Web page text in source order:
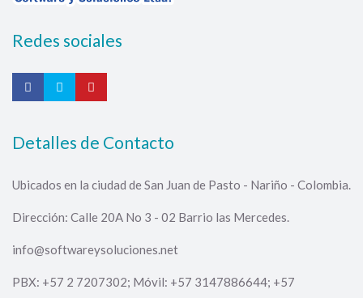
Redes sociales
Detalles de Contacto
Ubicados en la ciudad de San Juan de Pasto - Nariño - Colombia.
Dirección: Calle 20A No 3 - 02 Barrio las Mercedes.
info@softwareysoluciones.net
PBX: +57 2 7207302; Móvil: +57 3147886644; +57